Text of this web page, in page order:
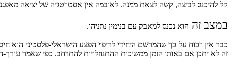
קל להיכנס לביצה, קשה לצאת ממנה. לאובמה אין אסטרטגיה של יציאה
במצב זה הוא נכנס למאבק עם בנימין נתניהו.
כבר אין ויכוח על כך שהמרשם היחידי לריפוי הפצע הישראלי-פלסטיני הוא
זה לא יתכן אם באותו הזמן ממשיכות ההתנחלויות להתרחב. כפי שאמר עורך-